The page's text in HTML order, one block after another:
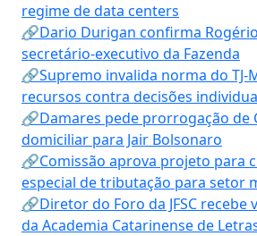
regime de data centers
🔗Dario Durigan confirma
secretário-executivo da Fazenda
🔗Supremo invalida norma do TJ-
recursos contra decisões
🔗Damares pede prorrogação de
domiciliar para Jair Bolsonaro
🔗Comissão aprova projeto para
especial de tributação para setor
🔗Diretor do Foro da JFSC recebe
da Academia Catarinense de